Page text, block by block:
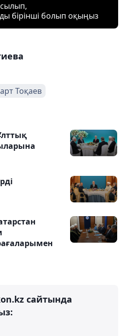
бірінші болып оқыңыз
Тоқаев
сайтында